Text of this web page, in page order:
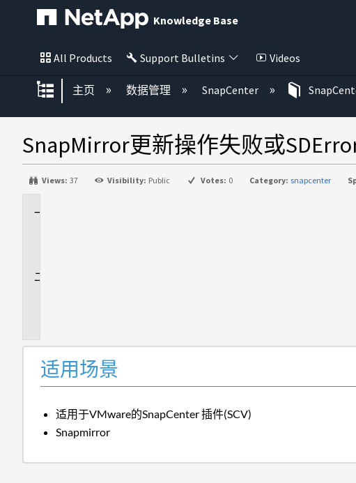
Knowledge Base
All Products Support Bulletins Videos
扩展/隐缩全局层次
主页 数据管理 SnapCenter
SnapMirror更新操作失败或
Views: 37 Visibility: Public Votes: 0 Category: snapcenter
适用场景
适用于VMware的SnapCenter 插件(SCV)
Snapmirror